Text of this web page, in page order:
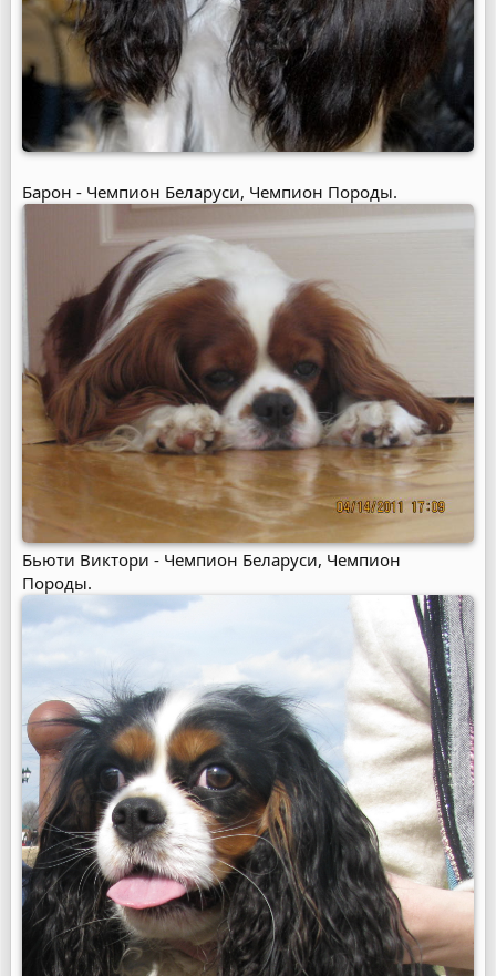
Барон - Чемпион Беларуси, Чемпион Породы.
Бьюти Виктори - Чемпион Беларуси, Чемпион
Породы.